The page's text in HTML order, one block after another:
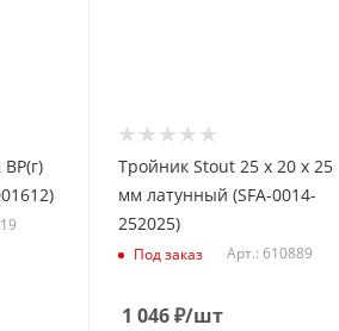
Тройник Stout 25 х 20 х 25
мм латунный (SFA-0014-
252025)
Под заказ Арт.: 610889
1 046₽/шт